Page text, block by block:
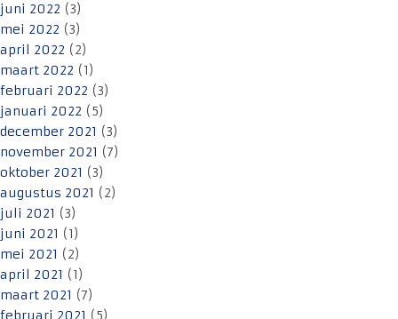
juni 2022 (3)
mei 2022 (3)
april 2022 (2)
maart 2022 (1)
februari 2022 (3)
januari 2022 (5)
december 2021 (3)
november 2021 (7)
oktober 2021 (3)
augustus 2021 (2)
juli 2021 (3)
juni 2021 (1)
mei 2021 (2)
april 2021 (1)
maart 2021 (7)
februari 2021 (5)